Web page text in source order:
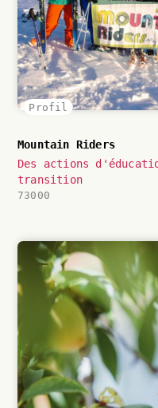
Profil
Mountain Riders
Des actions
transition
73000